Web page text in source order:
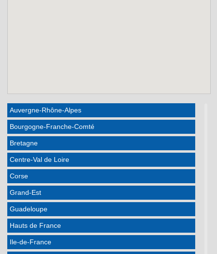
Auvergne-Rhône-Alpes
Bourgogne-Franche-Comté
Bretagne
Centre-Val de Loire
Corse
Grand-Est
Guadeloupe
Hauts de France
Ile-de-France